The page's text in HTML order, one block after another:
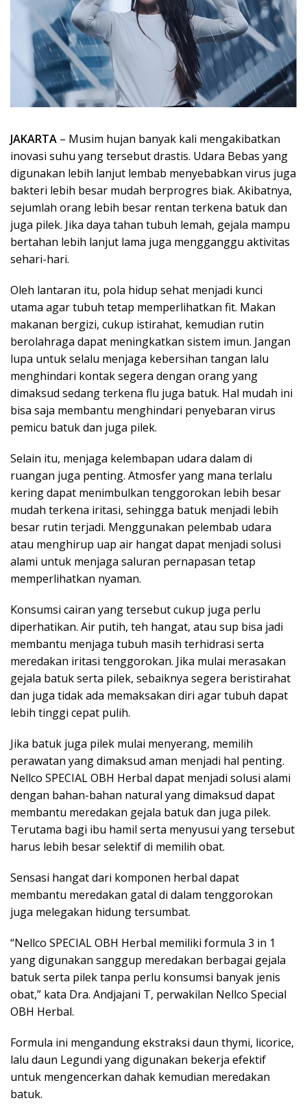
JAKARTA – Musim hujan banyak kali mengakibatkan
inovasi suhu yang tersebut drastis. Udara Bebas yang
digunakan lebih lanjut lembab menyebabkan virus juga
bakteri lebih besar mudah berprogres biak. Akibatnya,
sejumlah orang lebih besar rentan terkena batuk dan
juga pilek. Jika daya tahan tubuh lemah, gejala mampu
bertahan lebih lanjut lama juga mengganggu aktivitas
sehari-hari.
Oleh lantaran itu, pola hidup sehat menjadi kunci
utama agar tubuh tetap memperlihatkan fit. Makan
makanan bergizi, cukup istirahat, kemudian rutin
berolahraga dapat meningkatkan sistem imun. Jangan
lupa untuk selalu menjaga kebersihan tangan lalu
menghindari kontak segera dengan orang yang
dimaksud sedang terkena flu juga batuk. Hal mudah ini
bisa saja membantu menghindari penyebaran virus
pemicu batuk dan juga pilek.
Selain itu, menjaga kelembapan udara dalam di
ruangan juga penting. Atmosfer yang mana terlalu
kering dapat menimbulkan tenggorokan lebih besar
mudah terkena iritasi, sehingga batuk menjadi lebih
besar rutin terjadi. Menggunakan pelembab udara
atau menghirup uap air hangat dapat menjadi solusi
alami untuk menjaga saluran pernapasan tetap
memperlihatkan nyaman.
Konsumsi cairan yang tersebut cukup juga perlu
diperhatikan. Air putih, teh hangat, atau sup bisa jadi
membantu menjaga tubuh masih terhidrasi serta
meredakan iritasi tenggorokan. Jika mulai merasakan
gejala batuk serta pilek, sebaiknya segera beristirahat
dan juga tidak ada memaksakan diri agar tubuh dapat
lebih tinggi cepat pulih.
Jika batuk juga pilek mulai menyerang, memilih
perawatan yang dimaksud aman menjadi hal penting.
Nellco SPECIAL OBH Herbal dapat menjadi solusi alami
dengan bahan-bahan natural yang dimaksud dapat
membantu meredakan gejala batuk dan juga pilek.
Terutama bagi ibu hamil serta menyusui yang tersebut
harus lebih besar selektif di memilih obat.
Sensasi hangat dari komponen herbal dapat
membantu meredakan gatal di dalam tenggorokan
juga melegakan hidung tersumbat.
“Nellco SPECIAL OBH Herbal memiliki formula 3 in 1
yang digunakan sanggup meredakan berbagai gejala
batuk serta pilek tanpa perlu konsumsi banyak jenis
obat,” kata Dra. Andjajani T, perwakilan Nellco Special
OBH Herbal.
Formula ini mengandung ekstraksi daun thymi, licorice,
lalu daun Legundi yang digunakan bekerja efektif
untuk mengencerkan dahak kemudian meredakan
batuk.